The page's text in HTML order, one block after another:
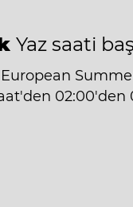
Yaz saati
02:00'den